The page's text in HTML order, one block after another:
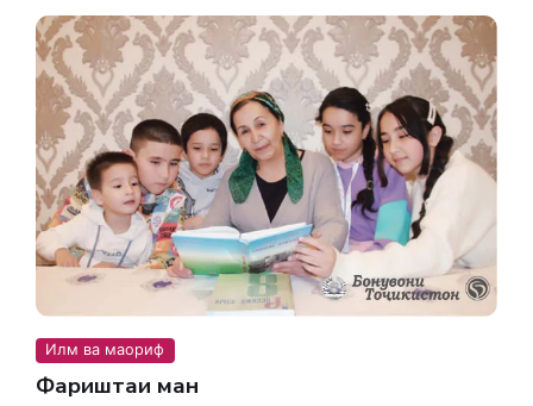
Илм ва маориф
Фариштаи ман